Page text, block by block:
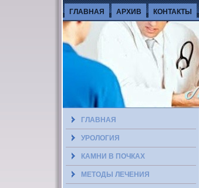
ГЛАВНАЯ АРХИВ КОНТАКТЫ
ГЛАВНАЯ
УРОЛОГИЯ
КАМНИ В ПОЧКАХ
МЕТОДЫ ЛЕЧЕНИЯ